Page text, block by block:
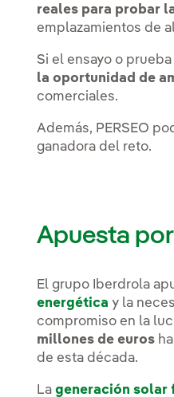
reales para probar
emplazamientos de
Si el ensayo o
la oportunidad de
comerciales.
Además, PERSEO
ganadora del reto.
Apuesta
El grupo Iberdrola
energética y la
compromiso en la
millones de euros
de esta década.
Lageneración